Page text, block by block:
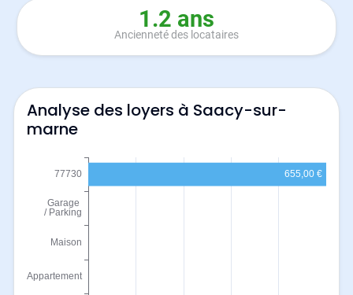
1.2 ans
Ancienneté des locataires
Analyse des loyers à Saacy-sur-
marne